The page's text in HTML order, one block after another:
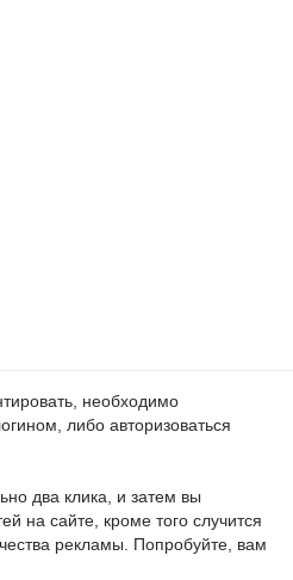
необходимо
либо авторизоваться
два клика, и затем вы
на сайте, кроме того случится
рекламы. Попробуйте, вам